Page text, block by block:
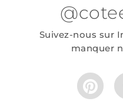
Suivez-nous sur
manquer